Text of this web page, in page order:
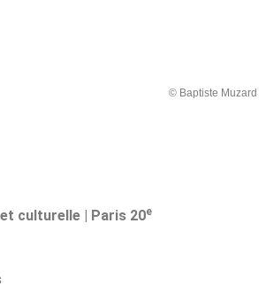
© Baptiste Muzard
culturelle | Paris 20e